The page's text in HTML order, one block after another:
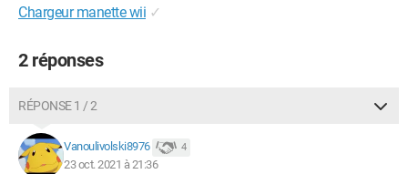
Chargeur manette wii ✓
2 réponses
RÉPONSE 1 / 2
Vanoulivolski8976 4
23 oct. 2021 à 21:36